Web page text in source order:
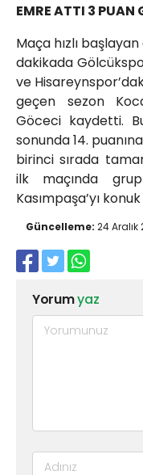
EMRE ATTI 3 PUAN
Maça hızlı
dakikada
ve
geçen sezon
Göceci kaydetti.
sonunda 14.
birinci sırada
ilk maçında
Kasımpaşa’yı
Güncelleme: 24 Aralık
Yorumyaz